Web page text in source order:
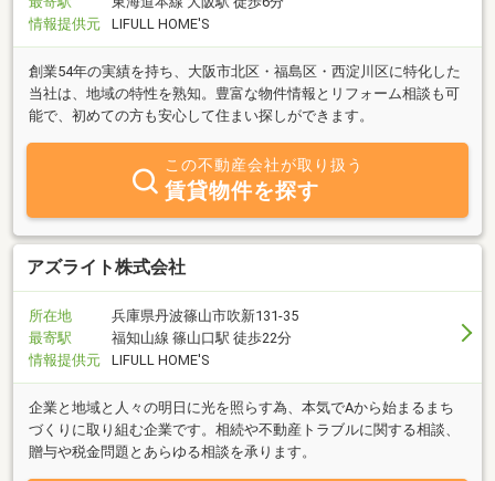
情報提供元
LIFULL HOME'S
創業54年の実績を持ち、大阪市北区・福島区・西淀川区に特化した
当社は、地域の特性を熟知。豊富な物件情報とリフォーム相談も可
能で、初めての方も安心して住まい探しができます。
この不動産会社が取り扱う
賃貸物件を探す
アズライト株式会社
所在地
兵庫県丹波篠山市吹新131-35
最寄駅
福知山線 篠山口駅 徒歩22分
情報提供元
LIFULL HOME'S
企業と地域と人々の明日に光を照らす為、本気でAから始まるまち
づくりに取り組む企業です。相続や不動産トラブルに関する相談、
贈与や税金問題とあらゆる相談を承ります。